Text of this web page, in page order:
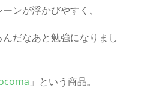
ンが浮かびやすく、
だなあと勉強になりまし
」という商品。